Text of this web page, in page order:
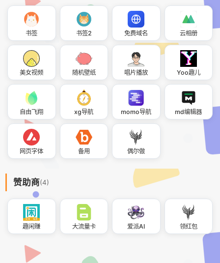
书签 书签2 免费域名 云相册
美女视频 随机壁纸 唱片播放 Yoo趣儿
自由飞翔 xg导航 momo导航 md编辑器
网页字体 备用 偶尔做
赞助商(4)
趣闲赚 大流量卡 爱派AI 领红包